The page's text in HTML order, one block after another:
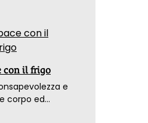
con il frigo
e
corpo ed